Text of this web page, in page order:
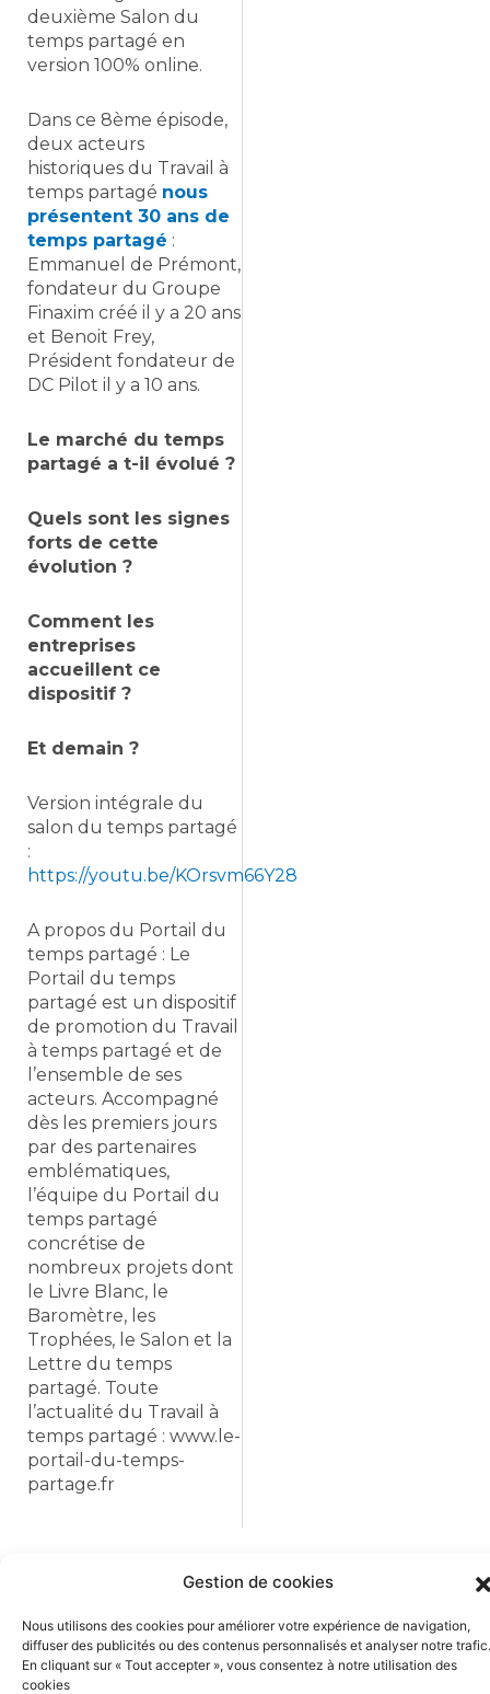
Gestion de cookies
Nous utilisons des cookies pour améliorer votre expérience de navigation,
diffuser des publicités ou des contenus personnalisés et analyser notre trafic.
En cliquant sur « Tout accepter », vous consentez à notre utilisation des
cookies
deuxième Salon du
temps partagé en
version 100% online.
Dans ce 8ème épisode,
deux acteurs
historiques du Travail à
temps partagé nous
présentent 30 ans de
temps partagé :
Emmanuel de Prémont,
fondateur du Groupe
Finaxim créé il y a 20 ans
et Benoit Frey,
Président fondateur de
DC Pilot il y a 10 ans.
Le marché du temps
partagé a t-il évolué ?
Quels sont les signes
forts de cette
évolution ?
Comment les
entreprises
accueillent ce
dispositif ?
Et demain ?
Version intégrale du
salon du temps partagé
:
https://youtu.be/KOrsvm66Y28
A propos du Portail du
temps partagé : Le
Portail du temps
partagé est un dispositif
de promotion du Travail
à temps partagé et de
l’ensemble de ses
acteurs. Accompagné
dès les premiers jours
par des partenaires
emblématiques,
l’équipe du Portail du
temps partagé
concrétise de
nombreux projets dont
le Livre Blanc, le
Baromètre, les
Trophées, le Salon et la
Lettre du temps
partagé. Toute
l’actualité du Travail à
temps partagé : www.le-
portail-du-temps-
partage.fr
Précédent
Précédent
À Quimper, Cornoualia propose une formation pour devenir conducteur de machine avec des CDI à la clé
Suivant
Et si vous partagiez la main-d’œuvre ?